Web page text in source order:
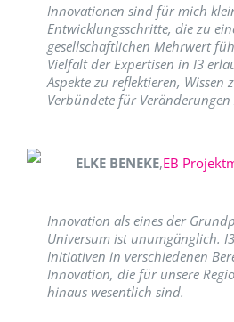
Innovationen sind für mich
Entwicklungsschritte, die zu
gesellschaftlichen Mehrwert
Vielfalt der Expertisen in I3
Aspekte zu reflektieren, Wissen
Verbündete für
ELKE BENEKE,EB
Innovation als eines der
Universum ist unumgänglich.
Initiativen in verschiedenen
Innovation, die für unsere
hinaus wesentlich sind.